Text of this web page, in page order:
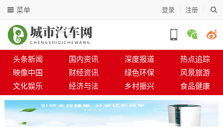
登录 注册
菜单
头条新闻 国内资讯 深度报道
热点追踪
映像中国
财经资讯 绿色环保
风景旅游
文化娱乐
经济与法 乡村振兴 食品健康